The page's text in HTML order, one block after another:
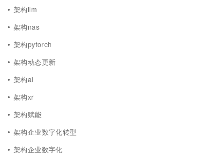
架构llm
架构nas
架构pytorch
架构动态更新
架构ai
架构xr
架构赋能
架构企业数字化转型
架构企业数字化